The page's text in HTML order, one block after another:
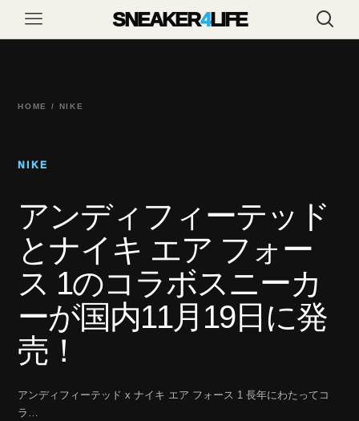
SNEAKER4LIFE
HOME / NIKE
NIKE
アンディフィーテッド
とナイキ エア フォー
ス 1のコラボスニーカ
ーが国内11月19日に発
売！
アンディフィーテッド x ナイキ エア フォース 1 長年にわたってコ
ラ…